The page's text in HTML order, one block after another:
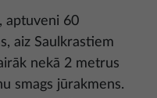
aptuveni 60
aiz Saulkrastiem
nekā 2 metrus
smags jūrakmens.